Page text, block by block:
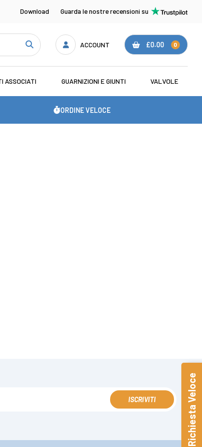
Download Guarda le nostre recensioni su
ACCOUNT £0.00 0
ASSOCIATI GUARNIZIONI E GIUNTI VALVOLE
ORDINE VELOCE
ISCRIVITI Richiesta Veloce